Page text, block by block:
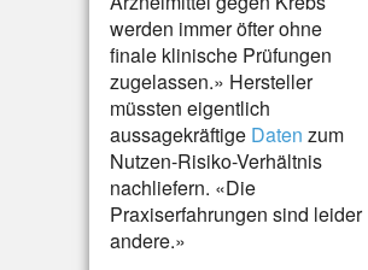
werden immer öfter ohne
finale klinische Prüfungen
zugelassen.» Hersteller
müssten eigentlich
aussagekräftige Daten zum
Nutzen-Risiko-Verhältnis
nachliefern. «Die
Praxiserfahrungen sind leider
andere.»